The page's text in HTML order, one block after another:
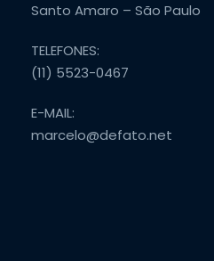
Santo Amaro – São Paulo
TELEFONES:
(11) 5523-0467
E-MAIL:
marcelo@defato.net